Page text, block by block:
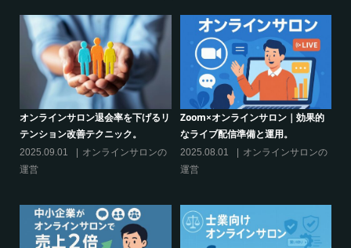
クリエイター系オンラインサロンの
話題席巻-”マッシュル”について調べ
てみた!
2024.06.25
グルメ系オンラインサロンで密かな
ブーム-今、なぜ”たけのこご飯”が熱
いのか
2024.06.21